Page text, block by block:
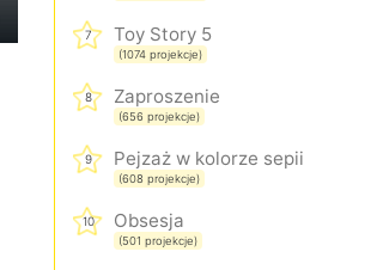
7 Toy Story 5
(1074 projekcje)
8 Zaproszenie
(656 projekcje)
9 Pejzaż w kolorze sepii
(608 projekcje)
10 Obsesja
(501 projekcje)